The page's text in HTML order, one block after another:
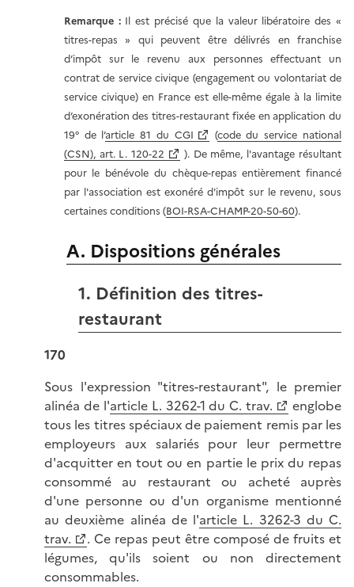
Remarque : Il est précisé que la valeur libératoire des «
titres-repas » qui peuvent être délivrés en franchise
d’impôt sur le revenu aux personnes effectuant un
contrat de service civique (engagement ou volontariat de
service civique) en France est elle-même égale à la limite
d’exonération des titres-restaurant fixée en application du
19° de l’article 81 du CGI (code du service national
(CSN), art. L. 120-22
). De même, l'avantage résultant
pour le bénévole du chèque-repas entièrement financé
par l'association est exonéré d'impôt sur le revenu, sous
certaines conditions (BOI-RSA-CHAMP-20-50-60).
A. Dispositions générales
1. Définition des titres-
restaurant
170
Sous l'expression "titres-restaurant", le premier
alinéa de l'article L. 3262-1 du C. trav.
englobe
tous les titres spéciaux de paiement remis par les
employeurs aux salariés pour leur permettre
d'acquitter en tout ou en partie le prix du repas
consommé au restaurant ou acheté auprès
d'une personne ou d'un organisme mentionné
au deuxième alinéa de l'article L. 3262-3 du C.
trav.
. Ce repas peut être composé de fruits et
légumes, qu'ils soient ou non directement
consommables.